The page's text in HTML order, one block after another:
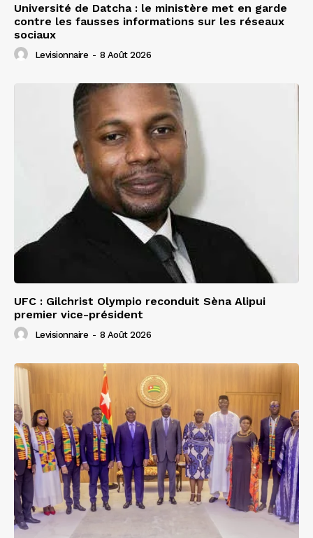
Université de Datcha : le ministère met en garde
contre les fausses informations sur les réseaux
sociaux
Levisionnaire - 8 Août 2026
UFC : Gilchrist Olympio reconduit Sèna Alipui
premier vice-président
Levisionnaire - 8 Août 2026